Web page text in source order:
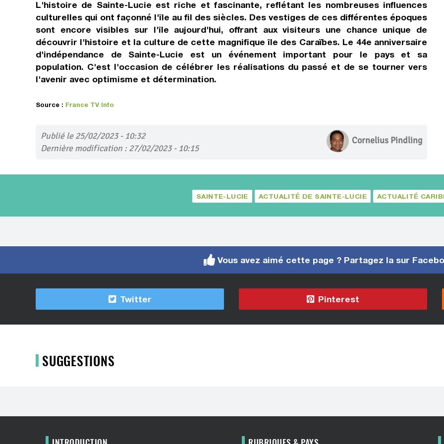
L'histoire de Sainte-Lucie est riche et fascinante, reflétant les nombreuses influences
culturelles qui ont façonné l'île au fil des siècles. Des vestiges de ces différentes époques
sont encore visibles sur l'île aujourd'hui, offrant aux visiteurs une chance unique de
découvrir l'histoire et la culture de cette magnifique île des Caraïbes. Le 44e anniversaire
d'indépendance de Sainte-Lucie est un événement important pour le pays et sa
population. C'est l'occasion de célébrer les réalisations du passé et de se tourner vers
l'avenir avec optimisme et détermination.
Source : France TV Info
Publié le 25/02/2023 - 10:32
Dernière modification : 27/02/2023 - 10:15
Cornelius Pindling
SAINTE-LUCIE ACTUALITÉ DE SAINTE-LUCIE ACTUALITÉ
Vous avez aimé cette page ? Partagez la sur
Twitter Pinterest
SUGGESTIONS